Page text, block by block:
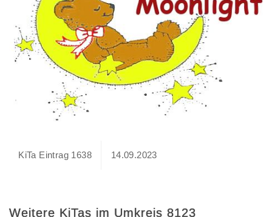
KiTa Eintrag 1638 14.09.2023
Weitere KiTas im Umkreis 8123